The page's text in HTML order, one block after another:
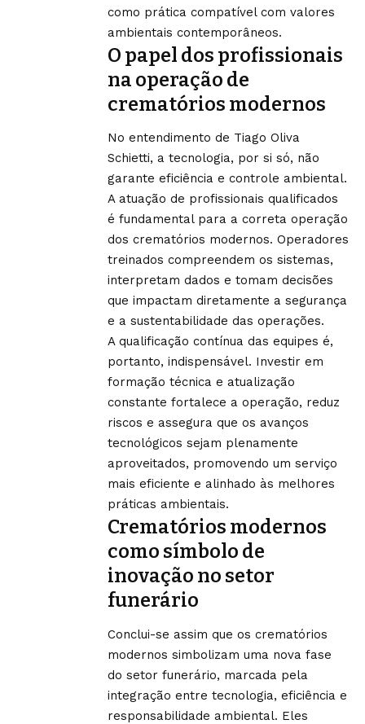
como prática compatível com valores
ambientais contemporâneos.
O papel dos profissionais
na operação de
crematórios modernos
No entendimento de Tiago Oliva
Schietti, a tecnologia, por si só, não
garante eficiência e controle ambiental.
A atuação de profissionais qualificados
é fundamental para a correta operação
dos crematórios modernos. Operadores
treinados compreendem os sistemas,
interpretam dados e tomam decisões
que impactam diretamente a segurança
e a sustentabilidade das operações.
A qualificação contínua das equipes é,
portanto, indispensável. Investir em
formação técnica e atualização
constante fortalece a operação, reduz
riscos e assegura que os avanços
tecnológicos sejam plenamente
aproveitados, promovendo um serviço
mais eficiente e alinhado às melhores
práticas ambientais.
Crematórios modernos
como símbolo de
inovação no setor
funerário
Conclui-se assim que os crematórios
modernos simbolizam uma nova fase
do setor funerário, marcada pela
integração entre tecnologia, eficiência e
responsabilidade ambiental. Eles